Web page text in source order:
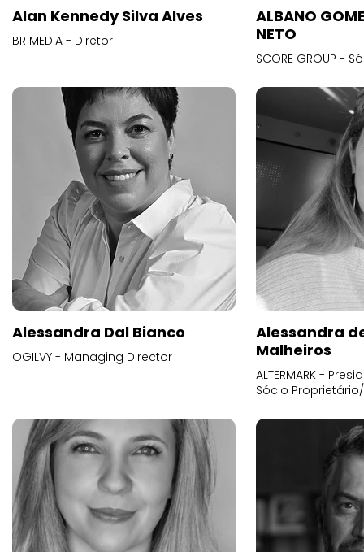
Alan Kennedy Silva Alves
BR MEDIA - Diretor
ALBANO
NETO
SCORE GROUP -
Alessandra Dal Bianco
OGILVY - Managing Director
Alessandra
Malheiros
ALTERMARK -
Sócio